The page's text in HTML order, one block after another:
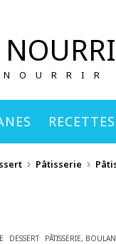
Pâtisserie
DESSERT PÂTISSERIE,